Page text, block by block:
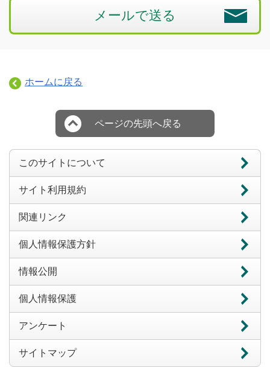
メールで送る
ホームに戻る
ページの先頭へ戻る
このサイトについて
サイト利用規約
関連リンク
個人情報保護方針
情報公開
個人情報保護
アンケート
サイトマップ